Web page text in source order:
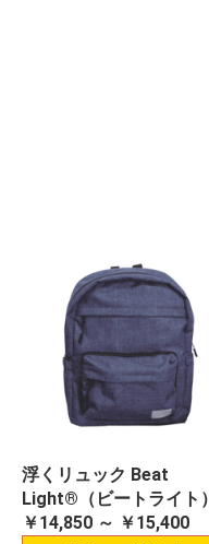
浮くリュック Beat
Light®（ビートライト）
￥14,850 ～ ￥15,400